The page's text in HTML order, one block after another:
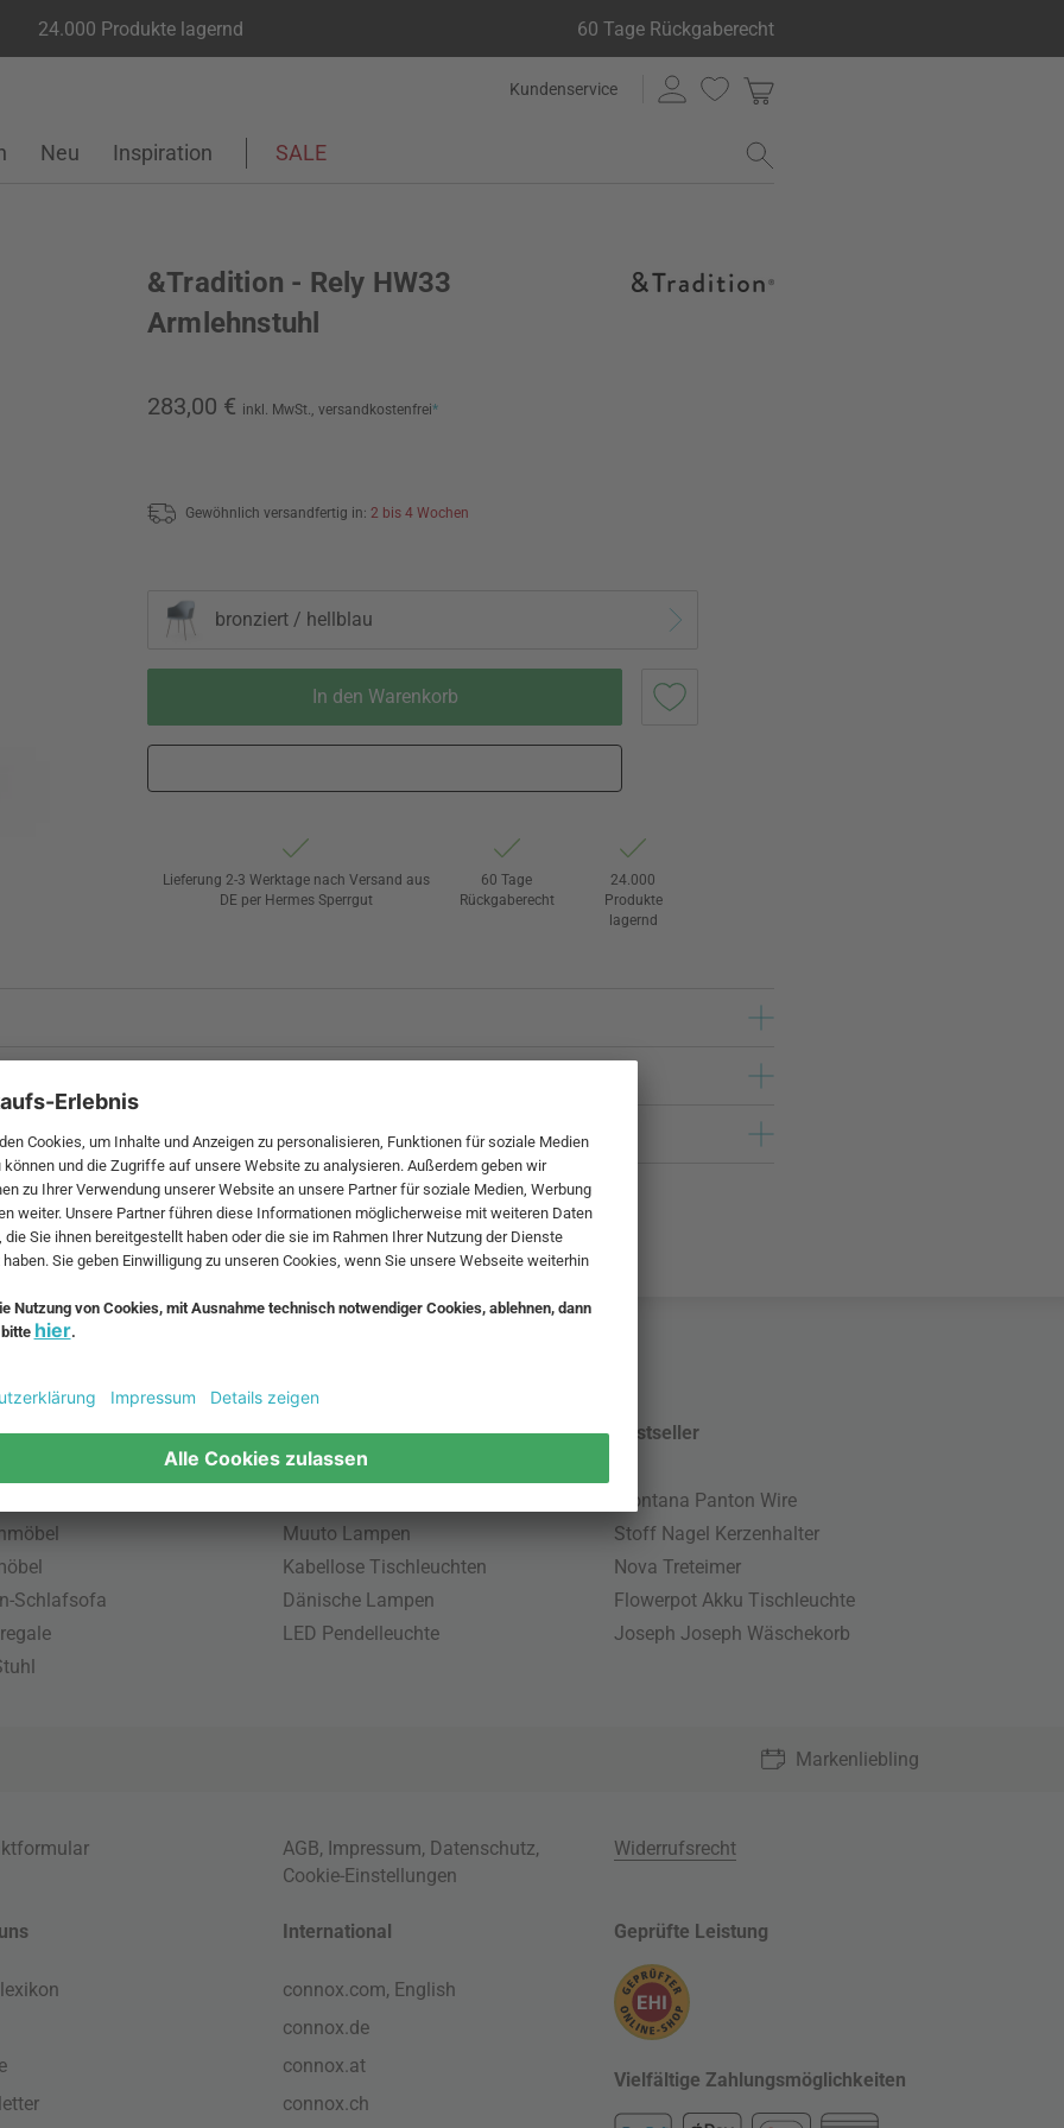
24.000 Produkte lagernd 60 Tage Rückgaberecht
Kundenservice
Neu Inspiration SALE
&Tradition - Rely HW33
Armlehnstuhl
283,00 € inkl. MwSt., versandkostenfrei*
Gewöhnlich versandfertig in: 2 bis 4 Wochen
bronziert / hellblau
In den Warenkorb
Lieferung 2-3 Werktage nach Versand aus
DE per Hermes Sperrgut
60 Tage
Rückgaberecht
24.000
Produkte
lagernd
und zzgl.
Möbel
Schlafsofa
Beliebte Leuchten
Muuto Lampen
Kabellose Tischleuchten
Dänische Lampen
LED Pendelleuchte
Bestseller
Montana Panton Wire
Stoff Nagel Kerzenhalter
Nova Treteimer
Flowerpot Akku Tischleuchte
Joseph Joseph Wäschekorb
Markenliebling
AGB, Impressum, Datenschutz,
Cookie-Einstellungen
Widerrufsrecht
International
connox.com, English
connox.de
connox.at
connox.ch
Geprüfte Leistung
Vielfältige Zahlungsmöglichkeiten